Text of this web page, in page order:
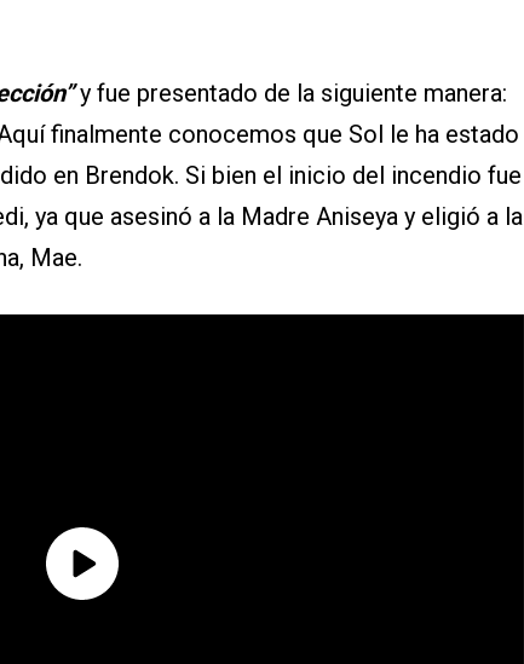
y fue presentado de la siguiente manera:
finalmente conocemos que Sol le ha estado
en Brendok. Si bien el inicio del incendio fue
ya que asesinó a la Madre Aniseya y eligió a la
Mae.